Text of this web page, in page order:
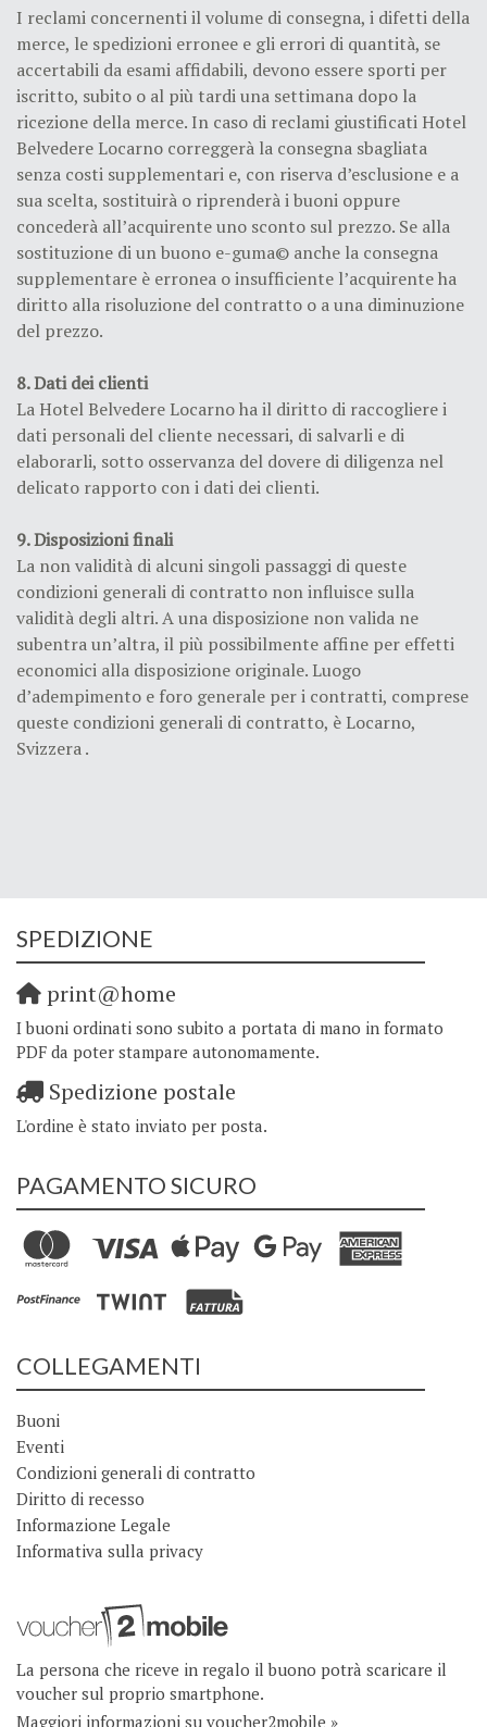
I reclami concernenti il volume di consegna, i difetti della
merce, le spedizioni erronee e gli errori di quantità, se
accertabili da esami affidabili, devono essere sporti per
iscritto, subito o al più tardi una settimana dopo la
ricezione della merce. In caso di reclami giustificati Hotel
Belvedere Locarno correggerà la consegna sbagliata
senza costi supplementari e, con riserva d’esclusione e a
sua scelta, sostituirà o riprenderà i buoni oppure
concederà all’acquirente uno sconto sul prezzo. Se alla
sostituzione di un buono e-guma© anche la consegna
supplementare è erronea o insufficiente l’acquirente ha
diritto alla risoluzione del contratto o a una diminuzione
del prezzo.
8. Dati dei clienti
La Hotel Belvedere Locarno ha il diritto di raccogliere i
dati personali del cliente necessari, di salvarli e di
elaborarli, sotto osservanza del dovere di diligenza nel
delicato rapporto con i dati dei clienti.
9. Disposizioni finali
La non validità di alcuni singoli passaggi di queste
condizioni generali di contratto non influisce sulla
validità degli altri. A una disposizione non valida ne
subentra un’altra, il più possibilmente affine per effetti
economici alla disposizione originale. Luogo
d’adempimento e foro generale per i contratti, comprese
queste condizioni generali di contratto, è Locarno,
Svizzera .
SPEDIZIONE
print@home
I buoni ordinati sono subito a portata di mano in formato
PDF da poter stampare autonomamente.
Spedizione postale
L'ordine è stato inviato per posta.
PAGAMENTO SICURO
COLLEGAMENTI
Buoni
Eventi
Condizioni generali di contratto
Diritto di recesso
Informazione Legale
Informativa sulla privacy
La persona che riceve in regalo il buono potrà scaricare il
voucher sul proprio smartphone.
Maggiori informazioni su voucher2mobile »